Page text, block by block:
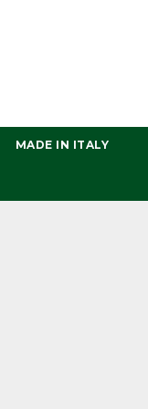
MADE IN ITALY